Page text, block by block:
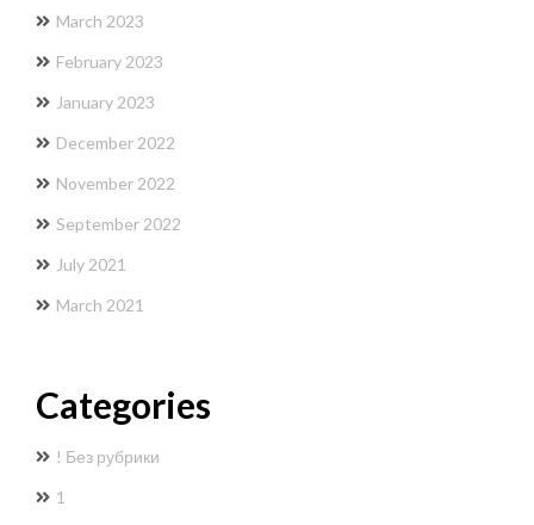
March 2023
February 2023
January 2023
December 2022
November 2022
September 2022
July 2021
March 2021
Categories
! Без рубрики
1